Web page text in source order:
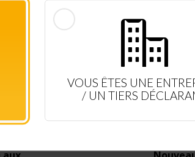
DROITS EN TEMPS RÉEL
+ D'INFOS
VOUS ÊTES UNE
/ UN TIERS